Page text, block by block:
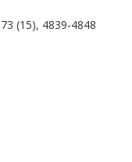
(15), 4839-4848